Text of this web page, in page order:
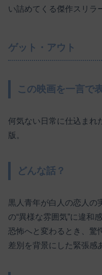
い詰めてくる傑作スリラ
ゲット・アウト
この映画を一言で
何気ない日常に仕込ま
版。
どんな話？
黒人青年が白人の恋人の
の“異様な雰囲気”に違和
恐怖へと変わるとき、
差別を背景にした緊張感